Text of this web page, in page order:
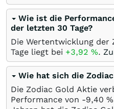
Wie ist die
der letzten 30 Tage?
Die Wertentwicklung der
Tage liegt bei +3,92 %.
Wie hat sich die
Die Zodiac Gold Aktie
Performance von -9,40 %